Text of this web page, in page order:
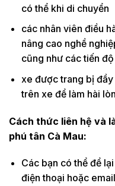
có thể khi di chuyển
các nhân viên điều
nâng cao nghề
cũng như các tiến
xe được trang bị
trên xe để làm hài
Cách thức liên hệ và
phú tân Cà Mau:
Các bạn có thể để
điện thoại hoặc